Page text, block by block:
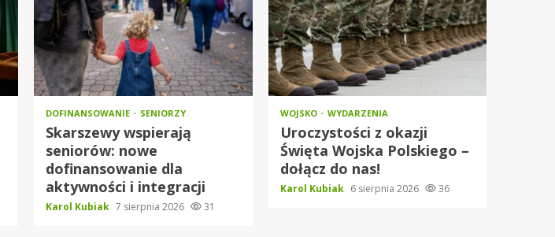
DOFINANSOWANIE SENIORZY
Skarszewy wspierają
seniorów: nowe
dofinansowanie dla
aktywności i integracji
Karol Kubiak 7 sierpnia 2026 31
WOJSKO WYDARZENIA
Uroczystości z okazji
Święta Wojska Polskiego –
dołącz do nas!
Karol Kubiak 6 sierpnia 2026 36